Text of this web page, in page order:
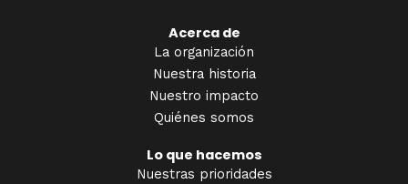
Acerca de
La organización
Nuestra historia
Nuestro impacto
Quiénes somos
Lo que hacemos
Nuestras prioridades